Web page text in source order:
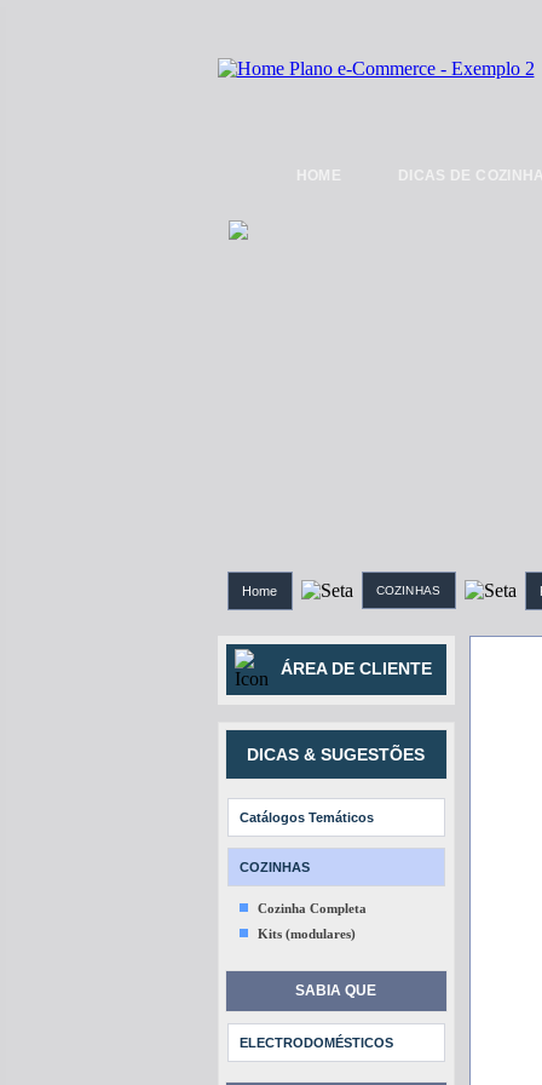
HOME DICAS DE COZINHA
Home COZINHAS
ÁREA DE CLIENTE
DICAS & SUGESTÕES
Catálogos Temáticos
COZINHAS
Cozinha Completa
Kits (modulares)
SABIA QUE
ELECTRODOMÉSTICOS